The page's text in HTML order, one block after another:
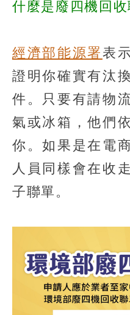
什麼是廢四機回收
經濟部能源署表
證明你確實有汰
件。只要有請物
氣或冰箱，他們
你。如果是在電
人員同樣會在收
子聯單。